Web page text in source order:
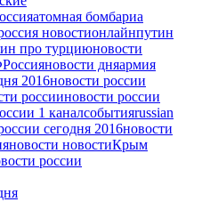
атомная бомбариа
новостионлайнпутин
про турциюновости
Россияновости дняармия
2016новости россии
россииновости россии
1 каналсобытияrussian
сегодня 2016новости
новости новостиКрым
россии